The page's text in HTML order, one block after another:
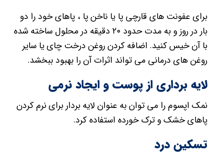
برای عفونت های قارچی پا یا ناخن پا ، پاهای خود را دو
بار در روز و به مدت حدود ۲۰ دقیقه در محلول ساخته شده
با آن خیس کنید. اضافه کردن روغن درخت چای یا سایر
روغن های درمانی می تواند اثرات آن را بهبود ببخشد.
لایه برداری از پوست و ایجاد نرمی
نمک اپسوم را می توان به عنوان لایه بردار برای نرم کردن
پاهای خشک و ترک خورده استفاده کرد.
تسکین درد